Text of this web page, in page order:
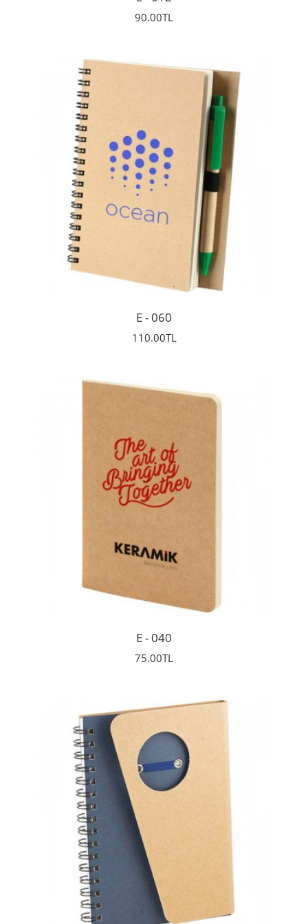
90.00TL
E - 060
110.00TL
İncele
E - 040
75.00TL